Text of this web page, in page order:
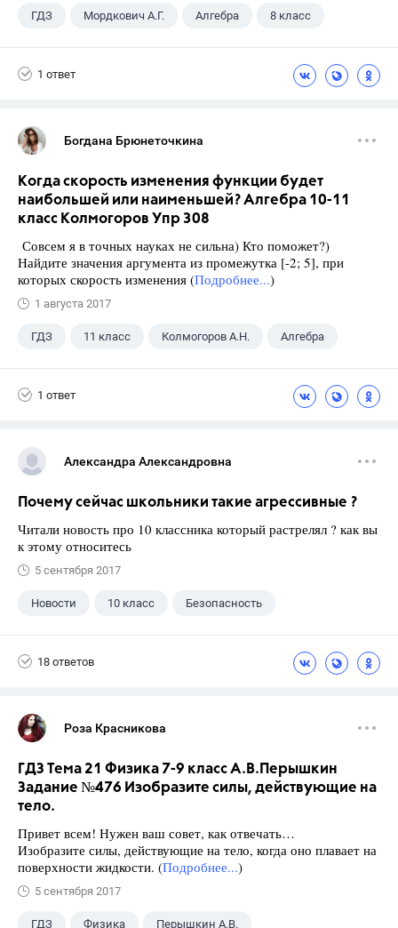
ГДЗ Мордкович А.Г. Алгебра 8 класс
1 ответ
Богдана Брюнеточкина
Когда скорость изменения функции будет
наибольшей или наименьшей? Алгебра 10-11
класс Колмогоров Упр 308
Совсем я в точных науках не сильна) Кто поможет?)
Найдите значения аргумента из промежутка [-2; 5], при
которых скорость изменения (Подробнее...)
1 августа 2017
ГДЗ 11 класс Колмогоров А.Н. Алгебра
1 ответ
Александра Александровна
Почему сейчас школьники такие агрессивные ?
Читали новость про 10 классника который растрелял ? как вы
к этому относитесь
5 сентября 2017
Новости 10 класс Безопасность
18 ответов
Роза Красникова
ГДЗ Тема 21 Физика 7-9 класс А.В.Перышкин
Задание №476 Изобразите силы, действующие на
тело.
Привет всем! Нужен ваш совет, как отвечать…
Изобразите силы, действующие на тело, когда оно плавает на
поверхности жидкости. (Подробнее...)
5 сентября 2017
ГДЗ Физика Перышкин А.В.